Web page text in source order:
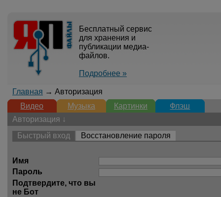
Бесплатный сервис
для хранения и
публикации медиа-
файлов.
Подробнее »
Главная → Авторизация
Видео
Музыка Картинки
Флэш
Авторизация ↓
Быстрый вход
Восстановление пароля
Имя
Пароль
Подтвердите, что вы
не Бот